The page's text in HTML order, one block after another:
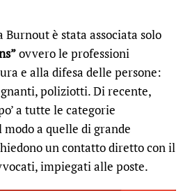
Burnout è stata associata solo
ovvero le professioni
e alla difesa delle persone:
poliziotti. Di recente,
a tutte le categorie
a quelle di grande
un contatto diretto con il
impiegati alle poste.